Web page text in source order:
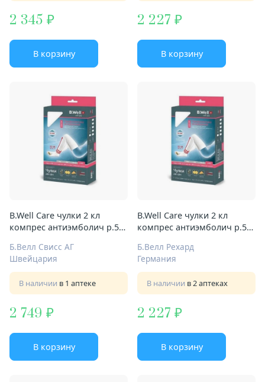
2 345
В корзину
2 227
В корзину
B.Well Care чулки 2 кл
компрес антиэмболич р.5
Б.Велл Свисс АГ
Швейцария
В наличии в 1 аптеке
2 749
В корзину
B.Well Care чулки 2 кл
компрес антиэмболич р.5
Б.Велл Рехард
Германия
В наличии в 2 аптеках
2 227
В корзину